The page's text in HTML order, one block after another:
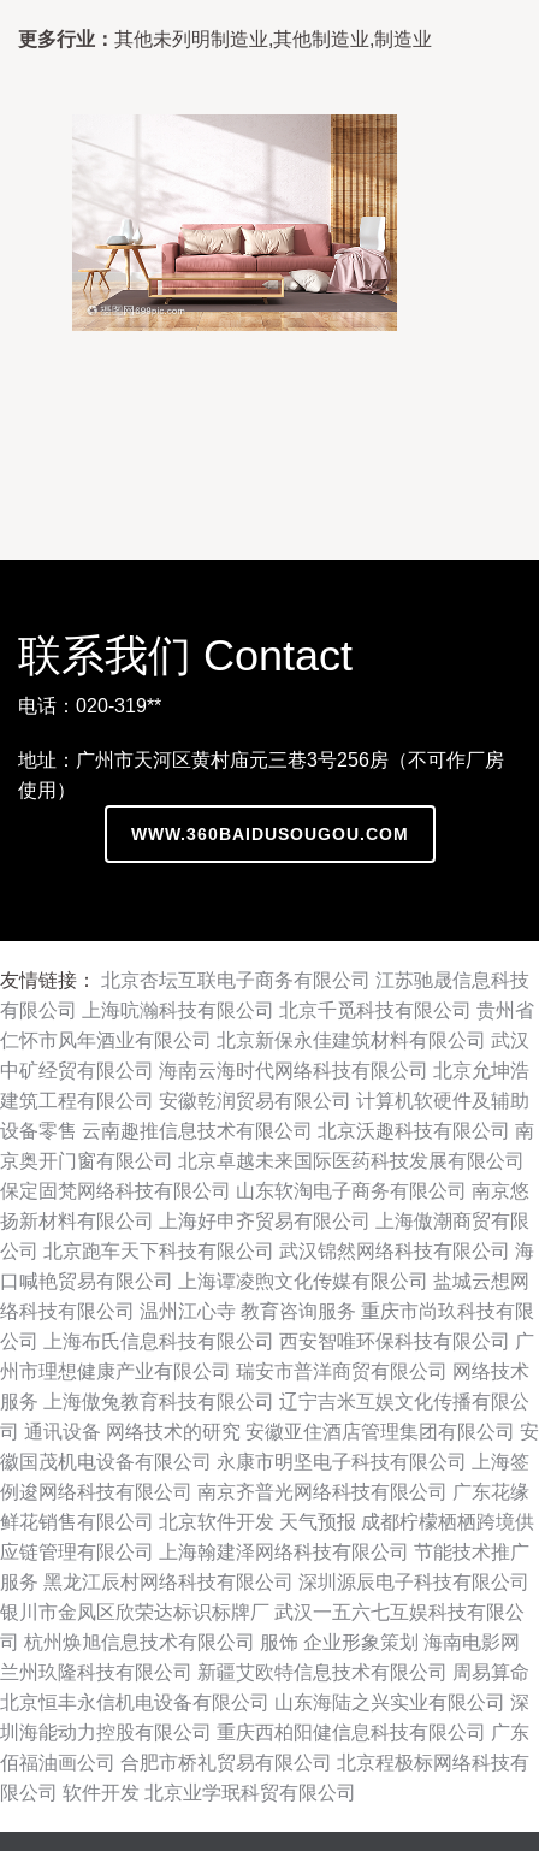
更多行业： 其他未列明制造业,其他制造业,制造业
联系我们 Contact
电话：020-319**
地址：广州市天河区黄村庙元三巷3号256房（不可作厂房
使用）
WWW.360BAIDUSOUGOU.COM
友情链接： 北京杏坛互联电子商务有限公司 江苏驰晟信息科技
有限公司
上海吭瀚科技有限公司 北京千觅科技有限公司 贵州省
仁怀市风年酒业有限公司 北京新保永佳建筑材料有限公司 武汉
中矿经贸有限公司 海南云海时代网络科技有限公司 北京允坤浩
建筑工程有限公司 安徽乾润贸易有限公司 计算机软硬件及辅助
设备零售 云南趣推信息技术有限公司 北京沃趣科技有限公司 南
京奥开门窗有限公司 北京卓越未来国际医药科技发展有限公司
保定固梵网络科技有限公司 山东软淘电子商务有限公司 南京悠
扬新材料有限公司
上海好申齐贸易有限公司
上海傲潮商贸有限
公司 北京跑车天下科技有限公司 武汉锦然网络科技有限公司 海
口喊艳贸易有限公司
上海谭凌煦文化传媒有限公司 盐城云想网
络科技有限公司 温州江心寺 教育咨询服务 重庆市尚玖科技有限
公司
上海布氏信息科技有限公司 西安智唯环保科技有限公司 广
州市理想健康产业有限公司 瑞安市普洋商贸有限公司 网络技术
服务
上海傲兔教育科技有限公司 辽宁吉米互娱文化传播有限公
司 通讯设备 网络技术的研究 安徽亚住酒店管理集团有限公司 安
徽国茂机电设备有限公司 永康市明坚电子科技有限公司
上海签
例逡网络科技有限公司 南京齐普光网络科技有限公司 广东花缘
鲜花销售有限公司 北京软件开发 天气预报 成都柠檬栖栖跨境供
应链管理有限公司
上海翰建泽网络科技有限公司 节能技术推广
服务 黑龙江辰村网络科技有限公司 深圳源辰电子科技有限公司
银川市金凤区欣荣达标识标牌厂 武汉一五六七互娱科技有限公
司 杭州焕旭信息技术有限公司 服饰 企业形象策划 海南电影网
兰州玖隆科技有限公司 新疆艾欧特信息技术有限公司 周易算命
北京恒丰永信机电设备有限公司 山东海陆之兴实业有限公司 深
圳海能动力控股有限公司 重庆西柏阳健信息科技有限公司 广东
佰福油画公司 合肥市桥礼贸易有限公司 北京程极标网络科技有
限公司 软件开发 北京业学珉科贸有限公司